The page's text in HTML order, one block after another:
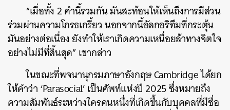
“เมื่อทั้ง 2 คำนี้รวมกัน มันสะท้อนให้เห็นถึงการมีส่วน
ร่วมผ่านความโกรธเกรี้ยว นอกจากนี้อัลกอริทึมที่กระตุ้น
มันอย่างต่อเนื่อง ยังทำให้เราเกิดความเหนื่อยล้าทางจิตใจ
อย่างไม่มีที่สิ้นสุด” เขากล่าว
ในขณะที่พจนานุกรมภาษาอังกฤษ Cambridge ได้ยก
ให้คำว่า ‘Parasocial’ เป็นศัพท์แห่งปี 2025 ซึ่งหมายถึง
ความสัมพันธ์ระหว่างใครคนหนึ่งที่เกิดขึ้นกับบุคคลที่มีชื่อ
ค้นหา